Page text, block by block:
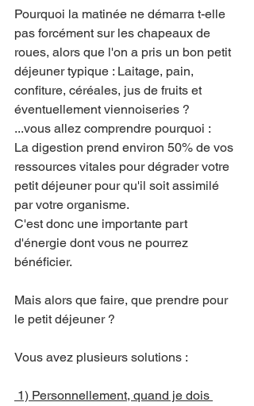
Pourquoi la matinée ne démarra t-elle
pas forcément sur les chapeaux de
roues, alors que l'on a pris un bon petit
déjeuner typique : Laitage, pain,
confiture, céréales, jus de fruits et
éventuellement viennoiseries ?
...vous allez comprendre pourquoi :
La digestion prend environ 50% de vos
ressources vitales pour dégrader votre
petit déjeuner pour qu'il soit assimilé
par votre organisme.
C'est donc une importante part
d'énergie dont vous ne pourrez
bénéficier.
Mais alors que faire, que prendre pour
le petit déjeuner ?
Vous avez plusieurs solutions :